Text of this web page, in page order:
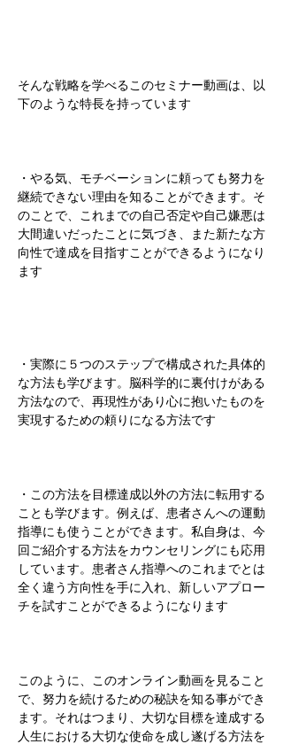
そんな戦略を学べるこのセミナー動画は、以
下のような特長を持っています
・やる気、モチベーションに頼っても努力を
継続できない理由を知ることができます。そ
のことで、これまでの自己否定や自己嫌悪は
大間違いだったことに気づき、また新たな方
向性で達成を目指すことができるようになり
ます
・実際に５つのステップで構成された具体的
な方法も学びます。脳科学的に裏付けがある
方法なので、再現性があり心に抱いたものを
実現するための頼りになる方法です
・この方法を目標達成以外の方法に転用する
ことも学びます。例えば、患者さんへの運動
指導にも使うことができます。私自身は、今
回ご紹介する方法をカウンセリングにも応用
しています。患者さん指導へのこれまでとは
全く違う方向性を手に入れ、新しいアプロー
チを試すことができるようになります
このように、このオンライン動画を見ること
で、努力を続けるための秘訣を知る事ができ
ます。それはつまり、大切な目標を達成する
人生における大切な使命を成し遂げる方法を